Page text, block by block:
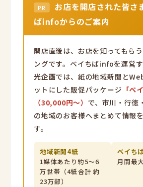
PR
お店を開店された皆さ
ばinfoからのご案内
開店直後は、お店を知ってもら
ングです。ベイちばinfoを運営
光企画では、紙の地域新聞と
ットにした販促パッケージ 「ベ
（30,000円〜） で、市川・行徳
の地域のお客様へまとめて情報
す。
地域新聞4紙
1媒体あたり約5〜6
万世帯（4紙合計 約
23万部）
ベイち
月間最